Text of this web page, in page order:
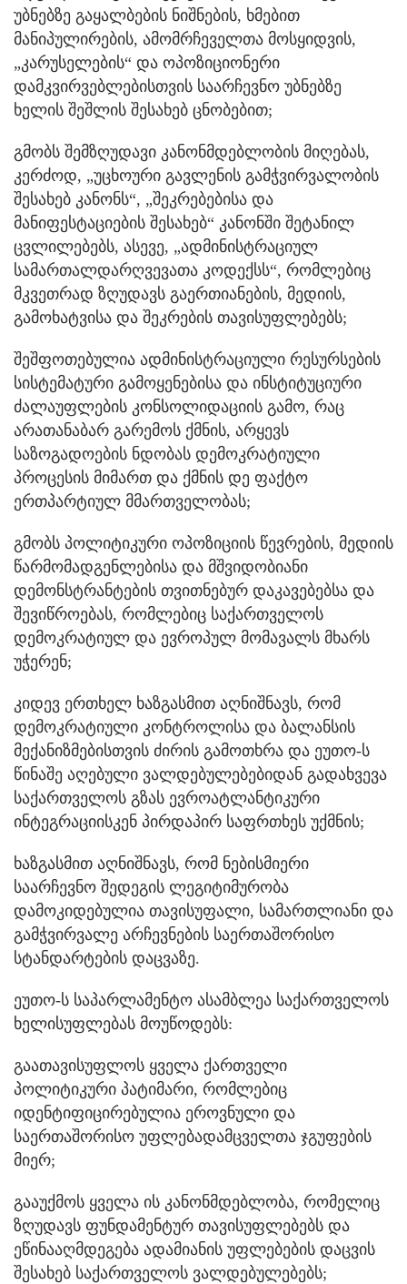
უბნებზე გაყალბების ნიშნების, ხმებით
მანიპულირების, ამომრჩეველთა მოსყიდვის,
„კარუსელების“ და ოპოზიციონერი
დამკვირვებლებისთვის საარჩევნო უბნებზე
ხელის შეშლის შესახებ ცნობებით;
გმობს შემზღუდავი კანონმდებლობის მიღებას,
კერძოდ, „უცხოური გავლენის გამჭვირვალობის
შესახებ კანონს“, „შეკრებებისა და
მანიფესტაციების შესახებ“ კანონში შეტანილ
ცვლილებებს, ასევე, „ადმინისტრაციულ
სამართალდარღვევათა კოდექსს“, რომლებიც
მკვეთრად ზღუდავს გაერთიანების, მედიის,
გამოხატვისა და შეკრების თავისუფლებებს;
შეშფოთებულია ადმინისტრაციული რესურსების
სისტემატური გამოყენებისა და ინსტიტუციური
ძალაუფლების კონსოლიდაციის გამო, რაც
არათანაბარ გარემოს ქმნის, არყევს
საზოგადოების ნდობას დემოკრატიული
პროცესის მიმართ და ქმნის დე ფაქტო
ერთპარტიულ მმართველობას;
გმობს პოლიტიკური ოპოზიციის წევრების, მედიის
წარმომადგენლებისა და მშვიდობიანი
დემონსტრანტების თვითნებურ დაკავებებსა და
შევიწროებას, რომლებიც საქართველოს
დემოკრატიულ და ევროპულ მომავალს მხარს
უჭერენ;
კიდევ ერთხელ ხაზგასმით აღნიშნავს, რომ
დემოკრატიული კონტროლისა და ბალანსის
მექანიზმებისთვის ძირის გამოთხრა და ეუთო-ს
წინაშე აღებული ვალდებულებებიდან გადახვევა
საქართველოს გზას ევროატლანტიკური
ინტეგრაციისკენ პირდაპირ საფრთხეს უქმნის;
ხაზგასმით აღნიშნავს, რომ ნებისმიერი
საარჩევნო შედეგის ლეგიტიმურობა
დამოკიდებულია თავისუფალი, სამართლიანი და
გამჭვირვალე არჩევნების საერთაშორისო
სტანდარტების დაცვაზე.
ეუთო-ს საპარლამენტო ასამბლეა საქართველოს
ხელისუფლებას მოუწოდებს:
გაათავისუფლოს ყველა ქართველი
პოლიტიკური პატიმარი, რომლებიც
იდენტიფიცირებულია ეროვნული და
საერთაშორისო უფლებადამცველთა ჯგუფების
მიერ;
გააუქმოს ყველა ის კანონმდებლობა, რომელიც
ზღუდავს ფუნდამენტურ თავისუფლებებს და
ეწინააღმდეგება ადამიანის უფლებების დაცვის
შესახებ საქართველოს ვალდებულებებს;